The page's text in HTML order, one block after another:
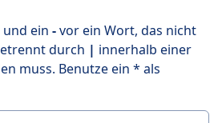
ein -vor ein Wort, das nicht
durch | innerhalb einer
muss. Benutze ein * als